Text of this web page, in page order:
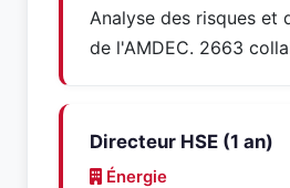
Analyse des risques et
de l'AMDEC. 2663
Directeur HSE (1 an)
Énergie